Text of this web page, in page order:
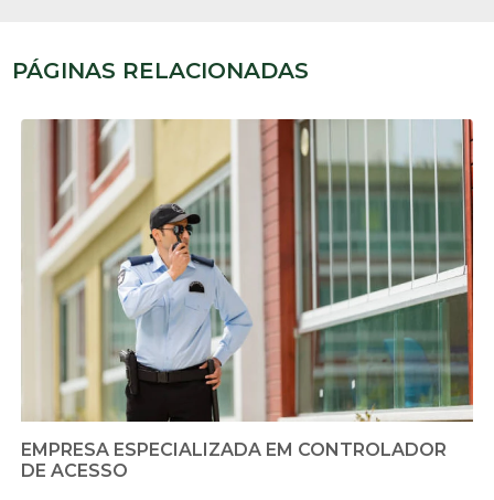
PÁGINAS RELACIONADAS
EMPRESA ESPECIALIZADA EM CONTROLADOR
DE ACESSO